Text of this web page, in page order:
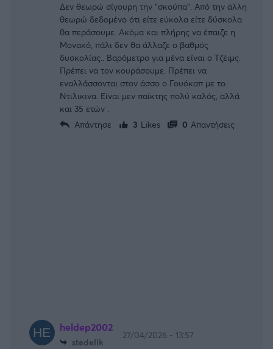
Δεν θεωρώ σίγουρη την "σκούπα". Από την άλλη
θεωρώ δεδομένο ότι είτε εύκολα είτε δύσκολα
θα περάσουμε. Ακόμα και πλήρης να έπαιζε η
Μονακό, πάλι δεν θα άλλαζε ο βαθμός
δυσκολίας.. Βαρόμετρο για μένα είναι ο Τζέιμς.
Πρέπει να τον κουράσουμε. Πρέπει να
εναλλάσσονται στον άσσο ο Γουόκαπ με το
Ντιλικινα. Είναι μεν παίκτης πολύ καλός, αλλά
και 35 ετών .
Απάντησε
3 Likes 0 Απαντήσεις
heldep2002
stedelik
27/04/2026 - 13:57